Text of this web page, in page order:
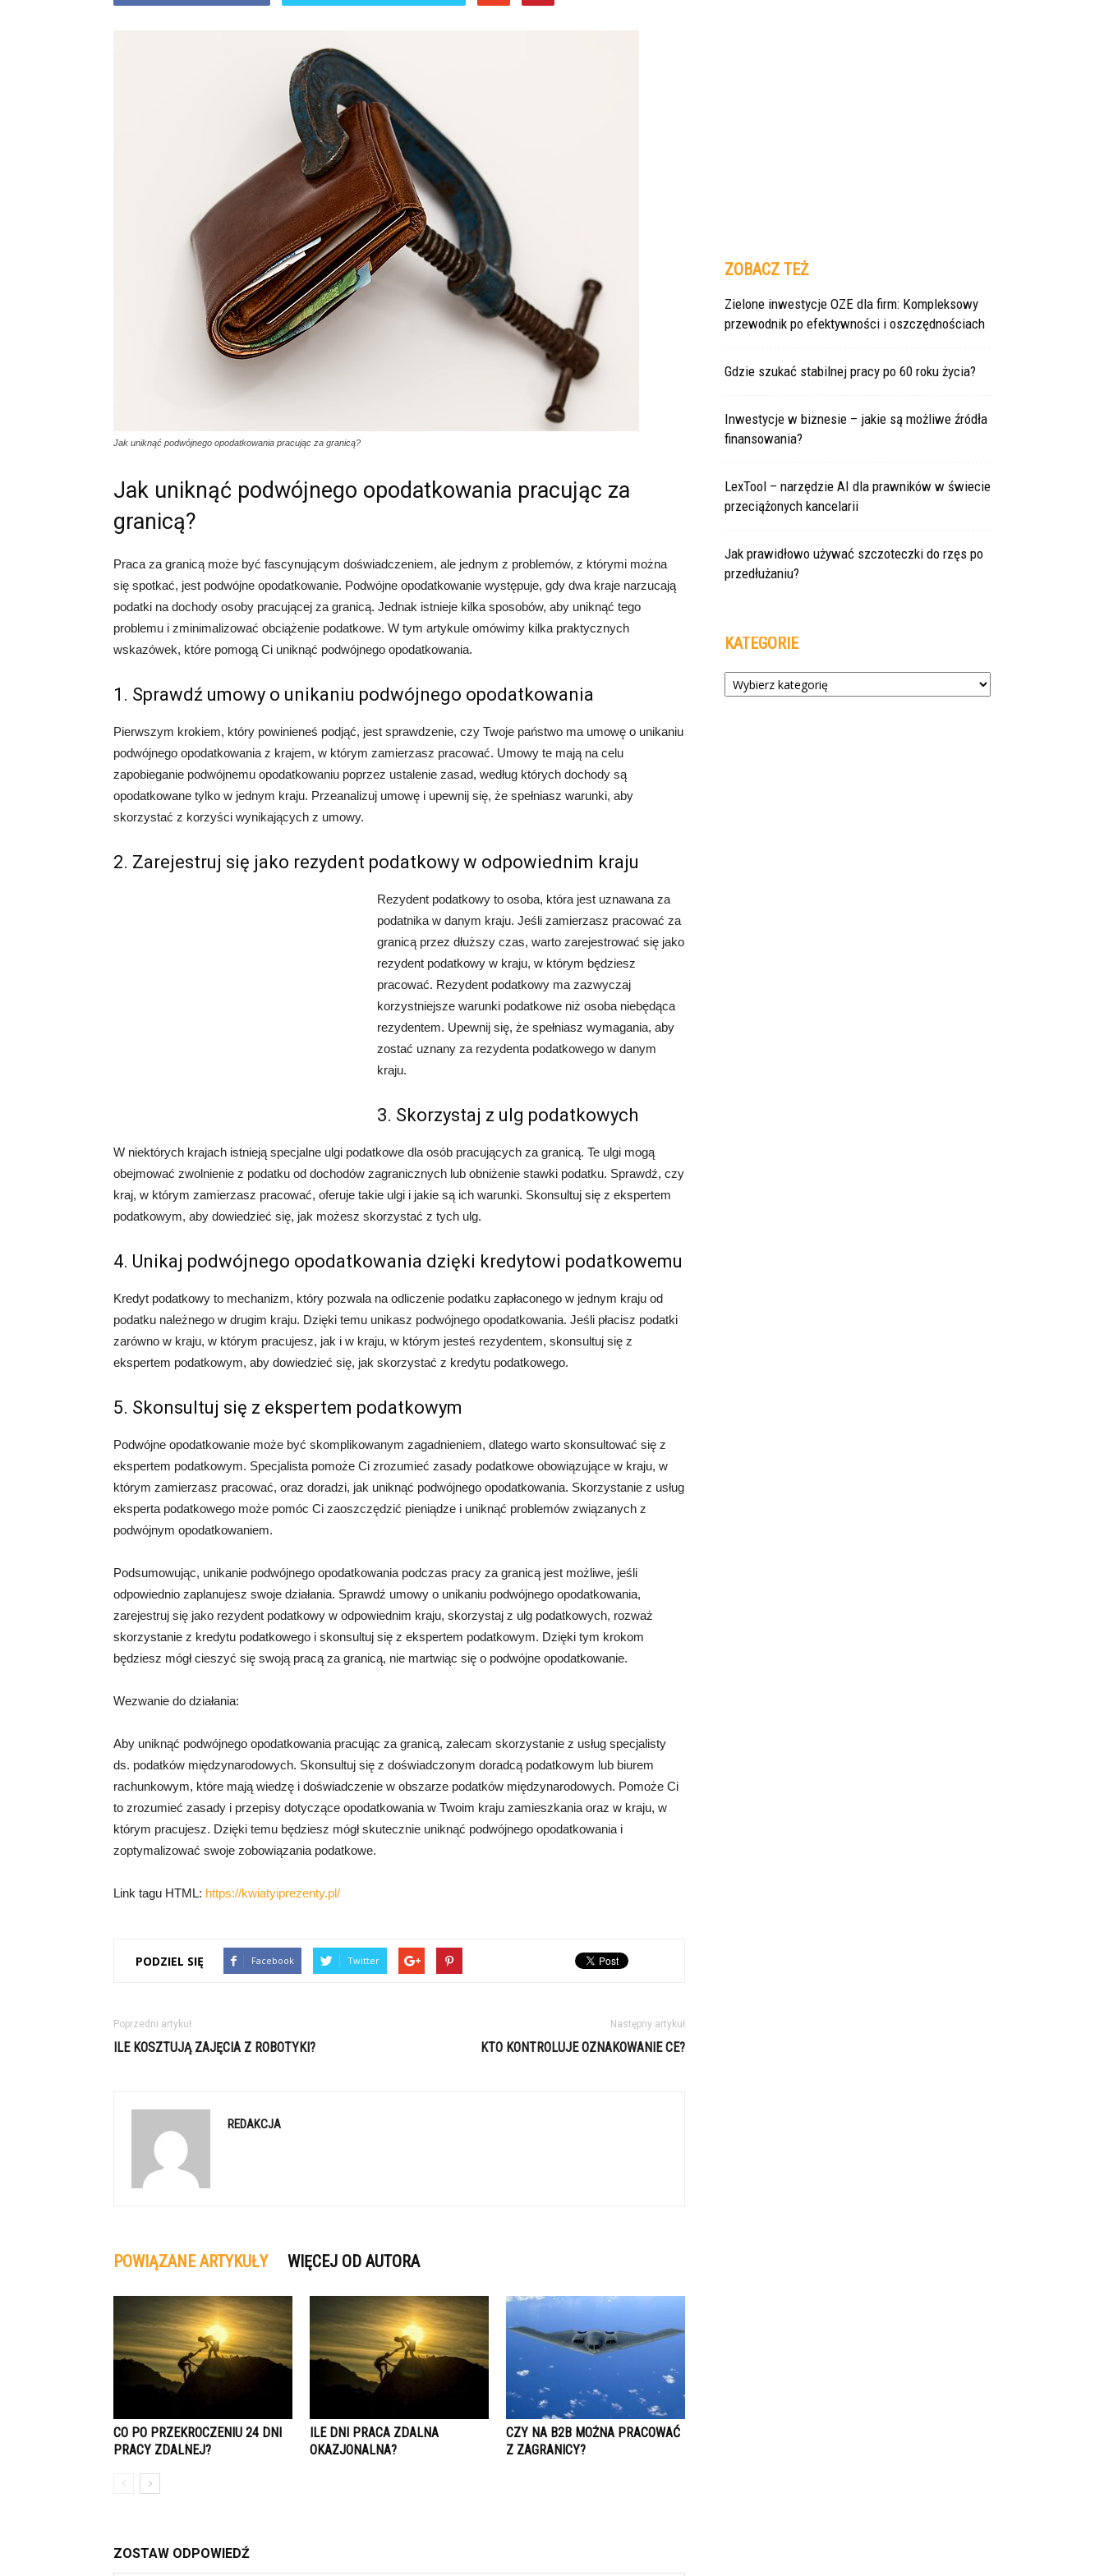
Jak uniknąć podwójnego opodatkowania pracując za granicą?
Jak uniknąć podwójnego opodatkowania pracując za
granicą?
Praca za granicą może być fascynującym doświadczeniem, ale jednym z problemów, z którymi można
się spotkać, jest podwójne opodatkowanie. Podwójne opodatkowanie występuje, gdy dwa kraje narzucają
podatki na dochody osoby pracującej za granicą. Jednak istnieje kilka sposobów, aby uniknąć tego
problemu i zminimalizować obciążenie podatkowe. W tym artykule omówimy kilka praktycznych
wskazówek, które pomogą Ci uniknąć podwójnego opodatkowania.
1. Sprawdź umowy o unikaniu podwójnego opodatkowania
Pierwszym krokiem, który powinieneś podjąć, jest sprawdzenie, czy Twoje państwo ma umowę o unikaniu
podwójnego opodatkowania z krajem, w którym zamierzasz pracować. Umowy te mają na celu
zapobieganie podwójnemu opodatkowaniu poprzez ustalenie zasad, według których dochody są
opodatkowane tylko w jednym kraju. Przeanalizuj umowę i upewnij się, że spełniasz warunki, aby
skorzystać z korzyści wynikających z umowy.
2. Zarejestruj się jako rezydent podatkowy w odpowiednim kraju
Rezydent podatkowy to osoba, która jest uznawana za
podatnika w danym kraju. Jeśli zamierzasz pracować za
granicą przez dłuższy czas, warto zarejestrować się jako
rezydent podatkowy w kraju, w którym będziesz
pracować. Rezydent podatkowy ma zazwyczaj
korzystniejsze warunki podatkowe niż osoba niebędąca
rezydentem. Upewnij się, że spełniasz wymagania, aby
zostać uznany za rezydenta podatkowego w danym
kraju.
3. Skorzystaj z ulg podatkowych
W niektórych krajach istnieją specjalne ulgi podatkowe dla osób pracujących za granicą. Te ulgi mogą
obejmować zwolnienie z podatku od dochodów zagranicznych lub obniżenie stawki podatku. Sprawdź, czy
kraj, w którym zamierzasz pracować, oferuje takie ulgi i jakie są ich warunki. Skonsultuj się z ekspertem
podatkowym, aby dowiedzieć się, jak możesz skorzystać z tych ulg.
4. Unikaj podwójnego opodatkowania dzięki kredytowi podatkowemu
Kredyt podatkowy to mechanizm, który pozwala na odliczenie podatku zapłaconego w jednym kraju od
podatku należnego w drugim kraju. Dzięki temu unikasz podwójnego opodatkowania. Jeśli płacisz podatki
zarówno w kraju, w którym pracujesz, jak i w kraju, w którym jesteś rezydentem, skonsultuj się z
ekspertem podatkowym, aby dowiedzieć się, jak skorzystać z kredytu podatkowego.
5. Skonsultuj się z ekspertem podatkowym
Podwójne opodatkowanie może być skomplikowanym zagadnieniem, dlatego warto skonsultować się z
ekspertem podatkowym. Specjalista pomoże Ci zrozumieć zasady podatkowe obowiązujące w kraju, w
którym zamierzasz pracować, oraz doradzi, jak uniknąć podwójnego opodatkowania. Skorzystanie z usług
eksperta podatkowego może pomóc Ci zaoszczędzić pieniądze i uniknąć problemów związanych z
podwójnym opodatkowaniem.
Podsumowując, unikanie podwójnego opodatkowania podczas pracy za granicą jest możliwe, jeśli
odpowiednio zaplanujesz swoje działania. Sprawdź umowy o unikaniu podwójnego opodatkowania,
zarejestruj się jako rezydent podatkowy w odpowiednim kraju, skorzystaj z ulg podatkowych, rozważ
skorzystanie z kredytu podatkowego i skonsultuj się z ekspertem podatkowym. Dzięki tym krokom
będziesz mógł cieszyć się swoją pracą za granicą, nie martwiąc się o podwójne opodatkowanie.
Wezwanie do działania:
Aby uniknąć podwójnego opodatkowania pracując za granicą, zalecam skorzystanie z usług specjalisty
ds. podatków międzynarodowych. Skonsultuj się z doświadczonym doradcą podatkowym lub biurem
rachunkowym, które mają wiedzę i doświadczenie w obszarze podatków międzynarodowych. Pomoże Ci
to zrozumieć zasady i przepisy dotyczące opodatkowania w Twoim kraju zamieszkania oraz w kraju, w
którym pracujesz. Dzięki temu będziesz mógł skutecznie uniknąć podwójnego opodatkowania i
zoptymalizować swoje zobowiązania podatkowe.
Link tagu HTML: https://kwiatyiprezenty.pl/
PODZIEL SIĘ Facebook Twitter
Poprzedni artykuł
ILE KOSZTUJĄ ZAJĘCIA Z ROBOTYKI?
Następny artykuł
KTO KONTROLUJE OZNAKOWANIE CE?
REDAKCJA
POWIĄZANE ARTYKUŁY WIĘCEJ OD AUTORA
CO PO PRZEKROCZENIU 24 DNI
PRACY ZDALNEJ?
ILE DNI PRACA ZDALNA
OKAZJONALNA?
CZY NA B2B MOŻNA PRACOWAĆ
Z ZAGRANICY?
ZOSTAW ODPOWIEDŹ
ZOBACZ TEŻ
Zielone inwestycje OZE dla firm: Kompleksowy
przewodnik po efektywności i oszczędnościach
Gdzie szukać stabilnej pracy po 60 roku życia?
Inwestycje w biznesie – jakie są możliwe źródła
finansowania?
LexTool – narzędzie AI dla prawników w świecie
przeciążonych kancelarii
Jak prawidłowo używać szczoteczki do rzęs po
przedłużaniu?
KATEGORIE
Kategorie